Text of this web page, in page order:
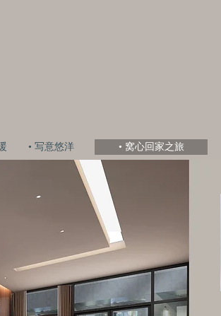
• 写意悠洋 • 窝心回家之旅